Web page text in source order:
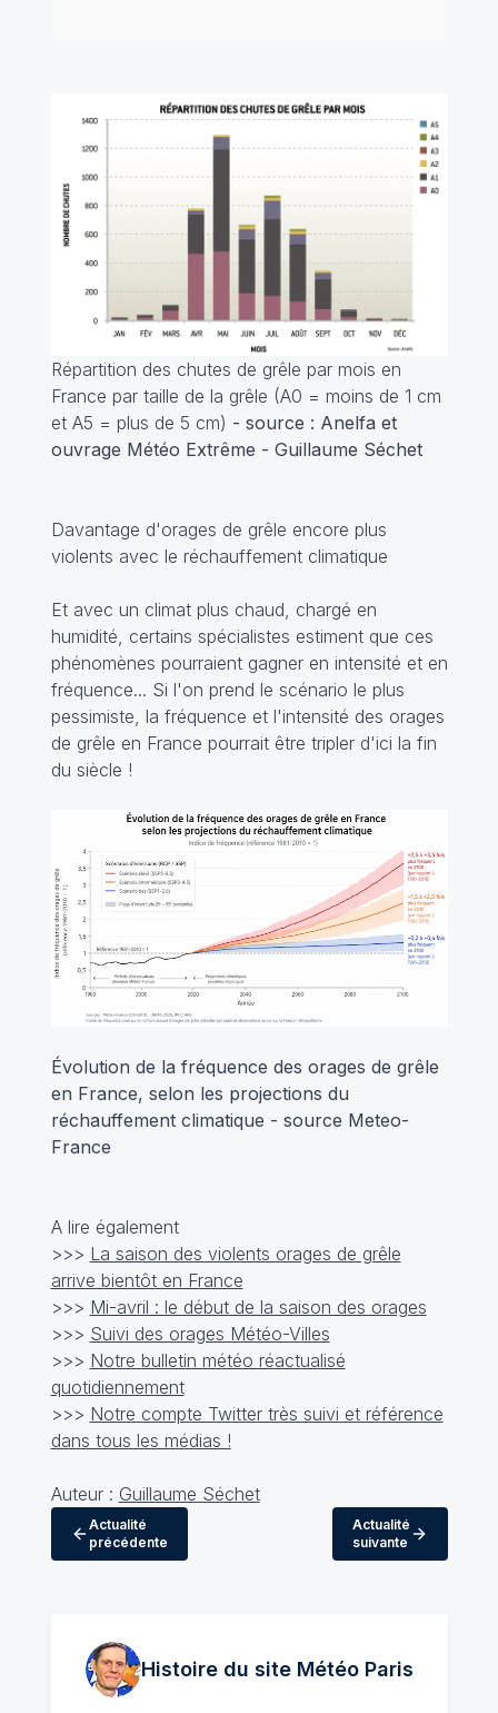
Répartition des chutes de grêle par mois en
France par taille de la grêle (A0 = moins de 1 cm
et A5 = plus de 5 cm) - source : Anelfa et
ouvrage Météo Extrême - Guillaume Séchet
Davantage d'orages de grêle encore plus
violents avec le réchauffement climatique
Et avec un climat plus chaud, chargé en
humidité, certains spécialistes estiment que ces
phénomènes pourraient gagner en intensité et en
fréquence... Si l'on prend le scénario le plus
pessimiste, la fréquence et l'intensité des orages
de grêle en France pourrait être tripler d'ici la fin
du siècle !
Évolution de la fréquence des orages de grêle
en France, selon les projections du
réchauffement climatique - source Meteo-
France
A lire également
>>> La saison des violents orages de grêle
arrive bientôt en France
>>> Mi-avril : le début de la saison des orages
>>> Suivi des orages Météo-Villes
>>> Notre bulletin météo réactualisé
quotidiennement
>>> Notre compte Twitter très suivi et référence
dans tous les médias !
Auteur : Guillaume Séchet
Actualité
précédente
Actualité
suivante
Histoire du site MétéoParis